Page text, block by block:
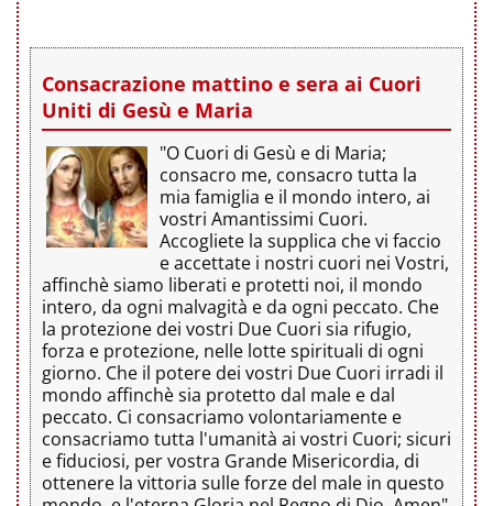
Consacrazione mattino e sera ai Cuori
Uniti di Gesù e Maria
"O Cuori di Gesù e di Maria;
consacro me, consacro tutta la
mia famiglia e il mondo intero, ai
vostri Amantissimi Cuori.
Accogliete la supplica che vi faccio
e accettate i nostri cuori nei Vostri,
affinchè siamo liberati e protetti noi, il mondo
intero, da ogni malvagità e da ogni peccato. Che
la protezione dei vostri Due Cuori sia rifugio,
forza e protezione, nelle lotte spirituali di ogni
giorno. Che il potere dei vostri Due Cuori irradi il
mondo affinchè sia protetto dal male e dal
peccato. Ci consacriamo volontariamente e
consacriamo tutta l'umanità ai vostri Cuori; sicuri
e fiduciosi, per vostra Grande Misericordia, di
ottenere la vittoria sulle forze del male in questo